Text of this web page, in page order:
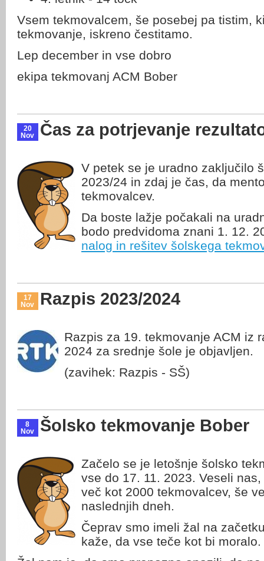
Vsem tekmovalcem, še posebej pa tistim,
tekmovanje, iskreno čestitamo.
Lep december in vse dobro
ekipa tekmovanj ACM Bober
20
Nov
Čas za potrjevanje
V petek se je uradno zaključilo
2023/24 in zdaj je čas, da
tekmovalcev.
Da boste lažje počakali na
bodo predvidoma znani 1. 12.
nalog in rešitev šolskega
17
Nov
Razpis 2023/2024
Razpis za 19. tekmovanje ACM iz
2024 za srednje šole je objavljen.
(zavihek: Razpis - SŠ)
8
Nov
Šolsko tekmovanje Bober
Začelo se je letošnje šolsko
vse do 17. 11. 2023. Veseli
več kot 2000 tekmovalcev, še
naslednjih dneh.
Čeprav smo imeli žal na
kaže, da vse teče kot bi moralo.